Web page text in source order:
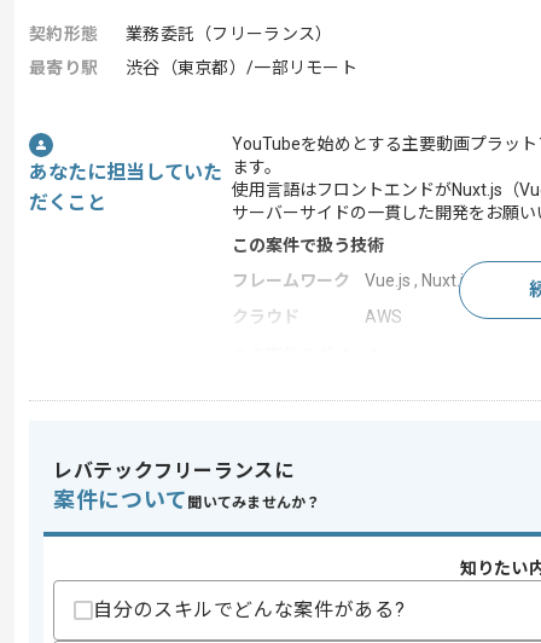
契約形態
業務委託（フリーランス）
最寄り駅
渋谷（東京都）/一部リモート
あなたに担当していた
だくこと
YouTubeを始めとする主要動画プラッ
ます。
使用言語はフロントエンドがNuxt.js（
サーバーサイドの一貫した開発をお願い
この案件で扱う技術
フレームワーク
Vue.js , Nuxt.js
クラウド
AWS
スキル
求めるスキル
・Webシステムの開発経験3年以上
・バックエンドの知見
歓迎スキル
レバテックフリーランスに
案件について 聞いてみませんか？
知りたい
自分のスキルでどんな案件がある?